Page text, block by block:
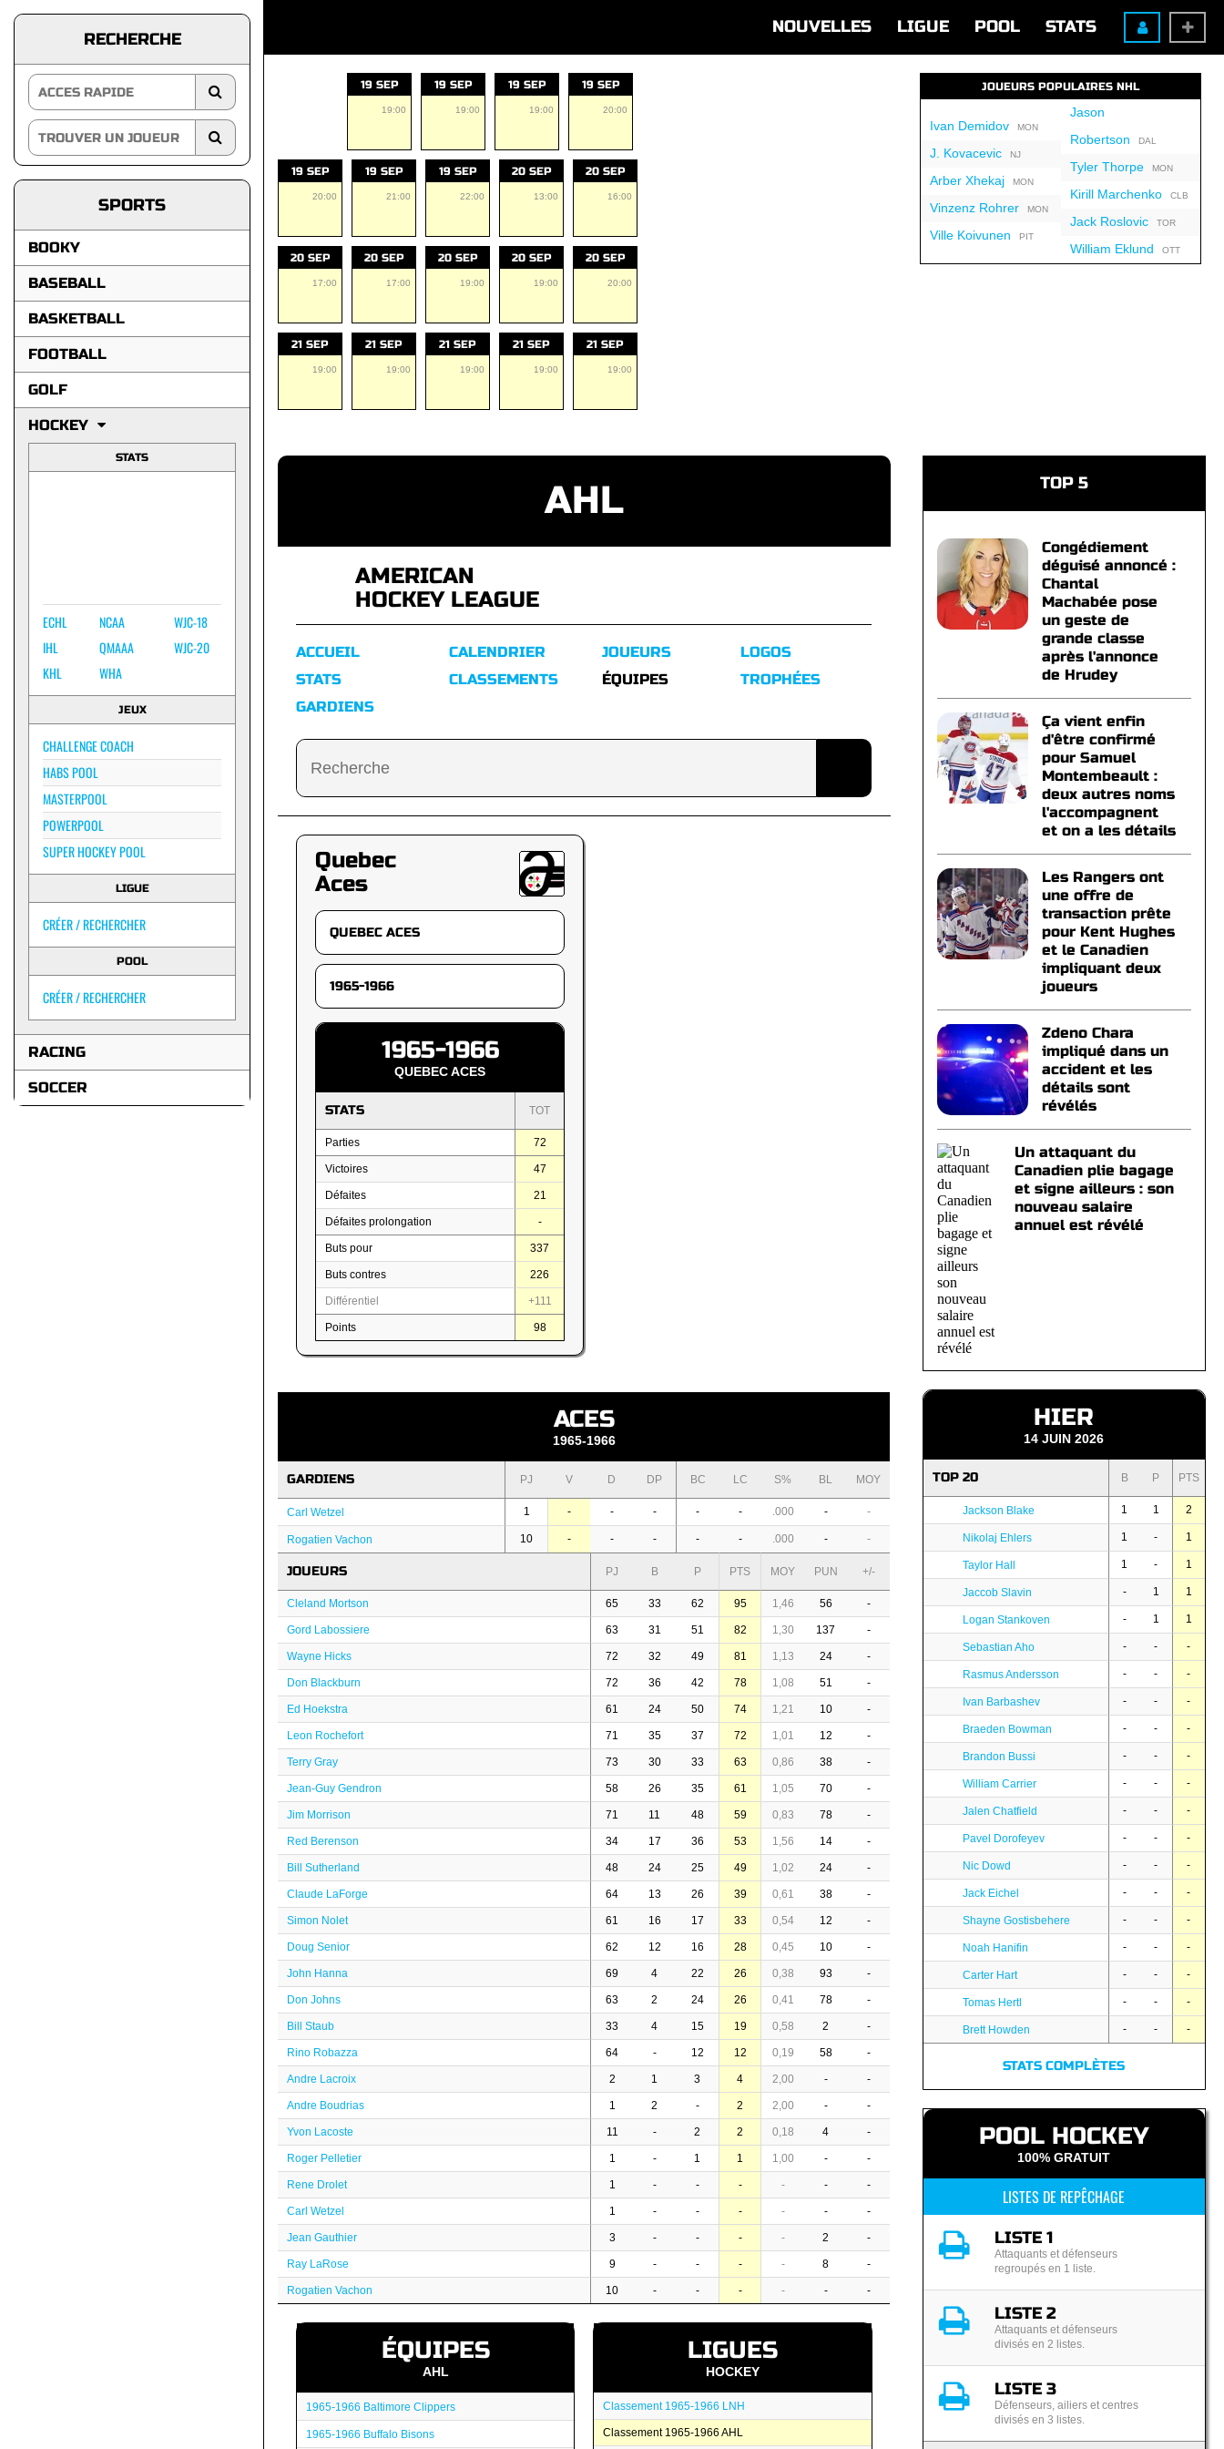
NOUVELLES LIGUE POOL STATS
RECHERCHE
SPORTS
BOOKY
BASEBALL
BASKETBALL
FOOTBALL
GOLF
HOCKEY
STATS
ECHL
IHL
KHL
NCAA
QMAAA
WHA
WJC-18
WJC-20
JEUX
CHALLENGE COACH
HABS POOL
MASTERPOOL
POWERPOOL
SUPER HOCKEY POOL
LIGUE
CRÉER / RECHERCHER
POOL
CRÉER / RECHERCHER
RACING
SOCCER
19 SEP
19:00
19 SEP
19:00
19 SEP
19:00
19 SEP
20:00
19 SEP
20:00
19 SEP
21:00
19 SEP
22:00
20 SEP
13:00
20 SEP
16:00
20 SEP
17:00
20 SEP
17:00
20 SEP
19:00
20 SEP
19:00
20 SEP
20:00
21 SEP
19:00
21 SEP
19:00
21 SEP
19:00
21 SEP
19:00
21 SEP
19:00
JOUEURS POPULAIRES NHL
Ivan DemidovMON
J. KovacevicNJ
Arber XhekajMON
Vinzenz RohrerMON
Ville Koivunen PIT
Jason
Robertson DAL
Tyler ThorpeMON
Kirill MarchenkoCLB
Jack RoslovicTOR
William Eklund OTT
AHL
AMERICAN
HOCKEY LEAGUE
ACCUEIL
STATS
GARDIENS
CALENDRIER
CLASSEMENTS
JOUEURS
ÉQUIPES
LOGOS
TROPHÉES
Quebec
Aces
1965-1966
QUEBEC ACES
STATS TOT
Parties 72
Victoires 47
Défaites 21
Défaites prolongation -
Buts pour 337
Buts contres 226
Différentiel +111
Points 98
ACES
1965-1966
GARDIENS PJ V D DP BC LC S% BL MOY
Carl Wetzel 1 - - - - - .000 - -
Rogatien Vachon 10 - - - - - .000 - -
JOUEURS PJ B P PTS MOY PUN +/-
Cleland Mortson 65 33 62 95 1,46 56 -
Gord Labossiere 63 31 51 82 1,30 137 -
Wayne Hicks 72 32 49 81 1,13 24 -
Don Blackburn 72 36 42 78 1,08 51 -
Ed Hoekstra 61 24 50 74 1,21 10 -
Leon Rochefort 71 35 37 72 1,01 12 -
Terry Gray 73 30 33 63 0,86 38 -
Jean-Guy Gendron 58 26 35 61 1,05 70 -
Jim Morrison 71 11 48 59 0,83 78 -
Red Berenson 34 17 36 53 1,56 14 -
Bill Sutherland 48 24 25 49 1,02 24 -
Claude LaForge 64 13 26 39 0,61 38 -
Simon Nolet 61 16 17 33 0,54 12 -
Doug Senior 62 12 16 28 0,45 10 -
John Hanna 69 4 22 26 0,38 93 -
Don Johns 63 2 24 26 0,41 78 -
Bill Staub 33 4 15 19 0,58 2 -
Rino Robazza 64 - 12 12 0,19 58 -
Andre Lacroix 2 1 3 4 2,00 - -
Andre Boudrias 1 2 - 2 2,00 - -
Yvon Lacoste 11 - 2 2 0,18 4 -
Roger Pelletier 1 - 1 1 1,00 - -
Rene Drolet 1 - - - - - -
Carl Wetzel 1 - - - - - -
Jean Gauthier 3 - - - - 2 -
Ray LaRose 9 - - - - 8 -
Rogatien Vachon 10 - - - - - -
ÉQUIPES
AHL
1965-1966 Baltimore Clippers
1965-1966 Buffalo Bisons
LIGUES
HOCKEY
Classement 1965-1966 LNH
Classement 1965-1966 AHL
TOP 5
Congédiement
déguisé annoncé :
Chantal
Machabée pose
un geste de
grande classe
après l'annonce
de Hrudey
Ça vient enfin
d'être confirmé
pour Samuel
Montembeault :
deux autres noms
l'accompagnent
et on a les détails
Les Rangers ont
une offre de
transaction prête
pour Kent Hughes
et le Canadien
impliquant deux
joueurs
Zdeno Chara
impliqué dans un
accident et les
détails sont
révélés
Un attaquant du
Canadien plie bagage
et signe ailleurs : son
nouveau salaire
annuel est révélé
HIER
14 JUIN 2026
TOP 20 B P PTS
Jackson Blake 1 1 2
Nikolaj Ehlers 1 - 1
Taylor Hall 1 - 1
Jaccob Slavin - 1 1
Logan Stankoven - 1 1
Sebastian Aho - - -
Rasmus Andersson - - -
Ivan Barbashev - - -
Braeden Bowman - - -
Brandon Bussi - - -
William Carrier - - -
Jalen Chatfield - - -
Pavel Dorofeyev - - -
Nic Dowd - - -
Jack Eichel - - -
Shayne Gostisbehere - - -
Noah Hanifin - - -
Carter Hart - - -
Tomas Hertl - - -
Brett Howden - - -
STATS COMPLÈTES
POOL HOCKEY
100% GRATUIT
LISTES DE REPÊCHAGE
LISTE 1
Attaquants et défenseurs
regroupés en 1 liste.
LISTE 2
Attaquants et défenseurs
divisés en 2 listes.
LISTE 3
Défenseurs, ailiers et centres
divisés en 3 listes.